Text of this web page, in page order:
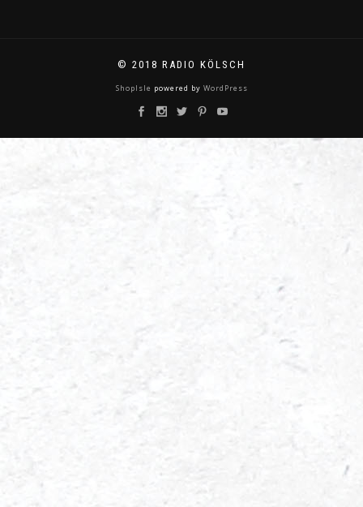
© 2018 RADIO KÖLSCH
ShopIsle powered by WordPress